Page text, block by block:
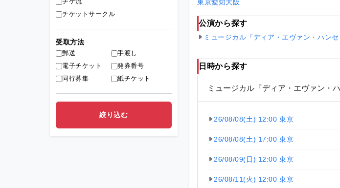
東京愛知大阪
公演から探す
ミュージカル『ディア・エヴァン・ハン
日時から探す
ミュージカル『ディア・エヴァン・
26/08/08(土) 12:00 東京
26/08/08(土) 17:00 東京
26/08/09(日) 12:00 東京
26/08/11(火) 12:00 東京
チケットサークル
受取方法
郵送
手渡し
電子チケット
発券番号
同行募集
紙チケット